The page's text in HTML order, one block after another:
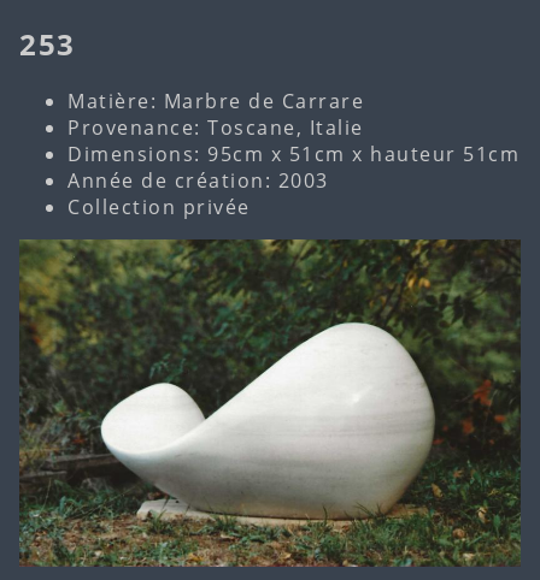
253
Matière: Marbre de Carrare
Provenance: Toscane, Italie
Dimensions: 95cm x 51cm x hauteur 51cm
Année de création: 2003
Collection privée